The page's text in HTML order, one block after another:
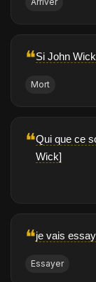
❝Si John
Mort
❝Qui que ce
Wick]
❝je vais
Essayer